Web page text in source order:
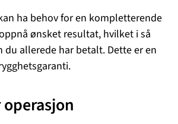
ha behov for en kompletterende
ønsket resultat, hvilket i så
du allerede har betalt. Dette er en